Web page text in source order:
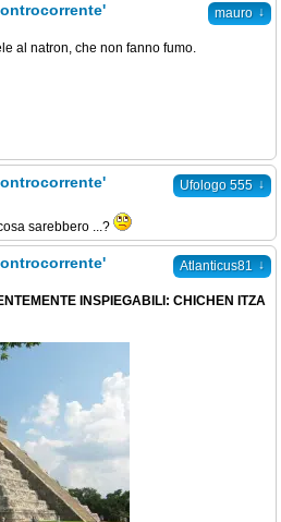
mauro ↓
al natron, che non fanno fumo.
Ufologo 555 ↓
sarebbero ...?
Atlanticus81 ↓
INSPIEGABILI: CHICHEN ITZA